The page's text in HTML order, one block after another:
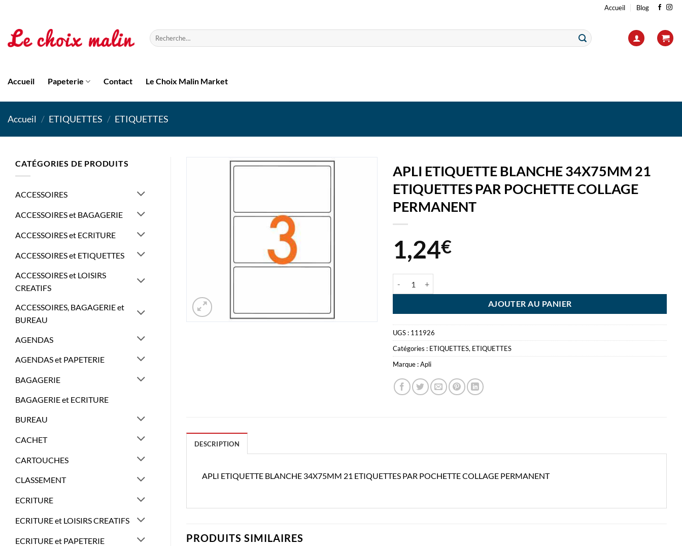
contenu
Accueil Blog
Recherche
pour :
Accueil Papeterie Contact Le Choix Malin Market
Accueil / ETIQUETTES / ETIQUETTES
CATÉGORIES DE PRODUITS
ACCESSOIRES
ACCESSOIRES et BAGAGERIE
ACCESSOIRES et ECRITURE
ACCESSOIRES et ETIQUETTES
ACCESSOIRES et LOISIRS
CREATIFS
ACCESSOIRES, BAGAGERIE et
BUREAU
AGENDAS
AGENDAS et PAPETERIE
BAGAGERIE
BAGAGERIE et ECRITURE
BUREAU
CACHET
CARTOUCHES
CLASSEMENT
ECRITURE
ECRITURE et LOISIRS CREATIFS
ECRITURE et PAPETERIE
APLI ETIQUETTE BLANCHE 34X75MM 21
ETIQUETTES PAR POCHETTE COLLAGE
PERMANENT
1,24€
AJOUTER AU PANIER
UGS : 111926
Catégories : ETIQUETTES, ETIQUETTES
Marque :Apli
DESCRIPTION
APLI ETIQUETTE BLANCHE 34X75MM 21 ETIQUETTES PAR POCHETTE COLLAGE PERMANENT
PRODUITS SIMILAIRES